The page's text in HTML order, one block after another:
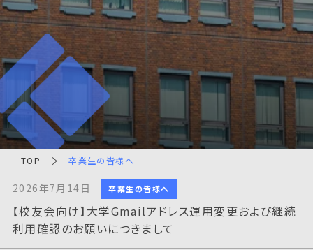
TOP 卒業生の皆様へ
2026年7月14日 卒業生の皆様へ
【校友会向け】大学Gmailアドレス運用変更および継続
利用確認のお願いにつきまして